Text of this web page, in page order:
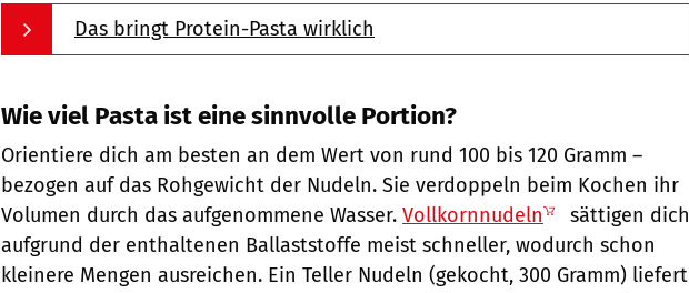
Das bringt Protein-Pasta wirklich
Wie viel Pasta ist eine sinnvolle Portion?
Orientiere dich am besten an dem Wert von rund 100 bis 120 Gramm –
bezogen auf das Rohgewicht der Nudeln. Sie verdoppeln beim Kochen ihr
Volumen durch das aufgenommene Wasser. Vollkornnudeln
sättigen dich
aufgrund der enthaltenen Ballaststoffe meist schneller, wodurch schon
kleinere Mengen ausreichen. Ein Teller Nudeln (gekocht, 300 Gramm) liefert